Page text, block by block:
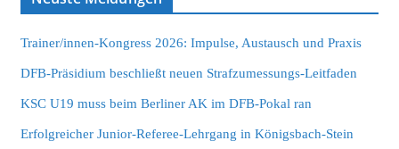
Trainer/innen-Kongress 2026: Impulse, Austausch und Praxis
DFB-Präsidium beschließt neuen Strafzumessungs-Leitfaden
KSC U19 muss beim Berliner AK im DFB-Pokal ran
Erfolgreicher Junior-Referee-Lehrgang in Königsbach-Stein